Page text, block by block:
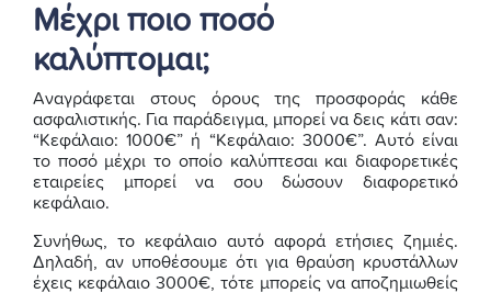
Μέχρι ποιο ποσό
καλύπτομαι;
Αναγράφεται στους όρους της προσφοράς κάθε
ασφαλιστικής. Για παράδειγμα, μπορεί να δεις κάτι σαν:
“Κεφάλαιο: 1000€” ή “Κεφάλαιο: 3000€”. Αυτό είναι
το ποσό μέχρι το οποίο καλύπτεσαι και διαφορετικές
εταιρείες μπορεί να σου δώσουν διαφορετικό
κεφάλαιο.
Συνήθως, το κεφάλαιο αυτό αφορά ετήσιες ζημιές.
Δηλαδή, αν υποθέσουμε ότι για θραύση κρυστάλλων
έχεις κεφάλαιο 3000€, τότε μπορείς να αποζημιωθείς